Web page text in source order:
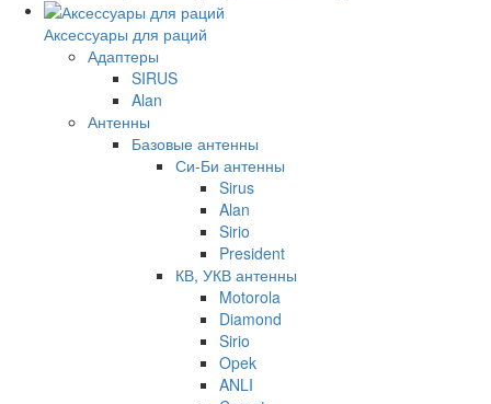
Аксессуары для раций
Адаптеры
SIRUS
Alan
Антенны
Базовые антенны
Си-Би антенны
Sirus
Alan
Sirio
President
КВ, УКВ антенны
Motorola
Diamond
Sirio
Opek
ANLI